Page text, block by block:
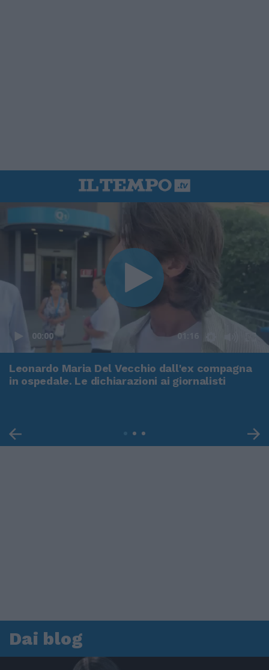
00:00 01:16
Leonardo Maria Del Vecchio dall'ex compagna
in ospedale. Le dichiarazioni ai giornalisti
Dai blog